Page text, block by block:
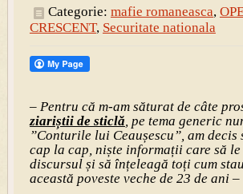
Categorie: mafie romaneasca,
CRESCENT, Securitate nationala
– Pentru că m-am săturat de câte
ziariștii de sticlă, pe tema generic
”Conturile lui Ceaușescu”, am decis
cap la cap, niște informații care să le
discursul și să înțeleagă toți cum
această poveste veche de 23 de ani –